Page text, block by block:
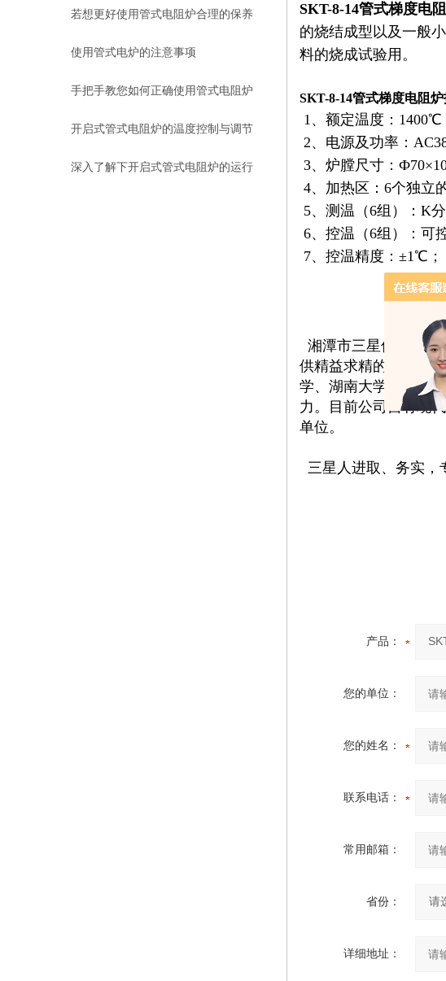
决
若想更好使用管式电阻炉合理的保养
方法很重要
使用管式电炉的注意事项
手把手教您如何正确使用管式电阻炉
开启式管式电阻炉的温度控制与调节
方法
深入了解下开启式管式电阻炉的运行
SKT-8-14管式梯度电
的烧结成型以及一般
料的烧成试验用。
SKT-8-14管式梯度电阻炉
1、额定温度：1400℃
2、电源及功率：
3、炉膛尺寸：
4、加热区：6个独立
5、测温（6组）：K
6、控温（6组）：可
7、控温精度：±1℃；
湘潭市三星仪器有限
供精益求精的产品，
学、湖南大学、中科
力。目前公司自有现
单位。
三星人进取、务实，
产品：
您的单位：
您的姓名：
联系电话：
常用邮箱：
省份：
详细地址：